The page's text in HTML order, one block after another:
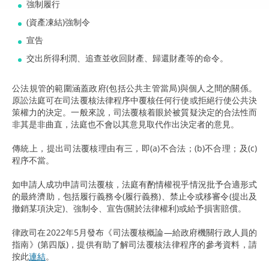
強制履行
(資產凍結)強制令
宣告
交出所得利潤、追查並收回財產、歸還財產等的命令。
公法規管的範圍涵蓋政府(包括公共主管當局)與個人之間的關係。
原訟法庭可在司法覆核法律程序中覆核任何行使或拒絕行使公共決
策權力的決定。一般來說，司法覆核着眼於被質疑決定的合法性而
非其是非曲直，法庭也不會以其意見取代作出決定者的意見。
傳統上，提出司法覆核理由有三，即(a)不合法；(b)不合理；及(c)
程序不當。
如申請人成功申請司法覆核，法庭有酌情權視乎情況批予合適形式
的最終濟助，包括履行義務令(履行義務)、禁止令或移審令(提出及
撤銷某項決定)、強制令、宣告(關於法律權利)或給予損害賠償。
律政司在2022年5月發布《司法覆核概論—給政府機關行政人員的
指南》(第四版)，提供有助了解司法覆核法律程序的參考資料，請
按此連結。